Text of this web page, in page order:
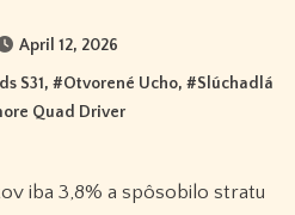
April 12, 2026
S31, #Otvorené Ucho, #Slúchadlá
Quad Driver